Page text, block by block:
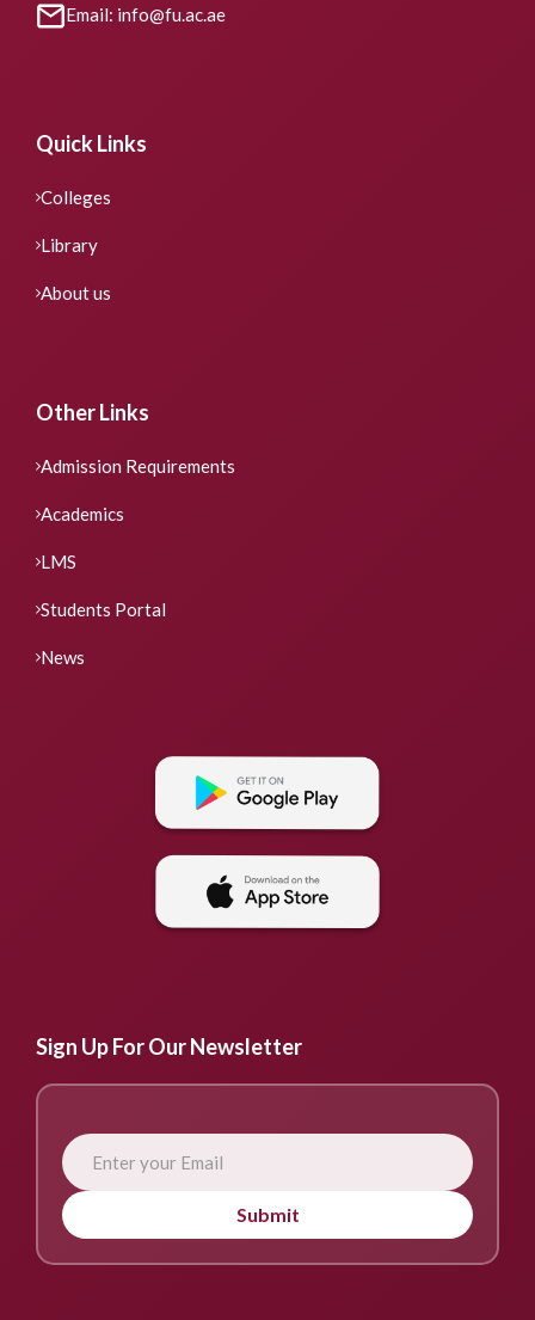
Email: info@fu.ac.ae
Quick Links
Colleges
Library
About us
Other Links
Admission Requirements
Academics
LMS
Students Portal
News
Sign Up For Our Newsletter
Submit